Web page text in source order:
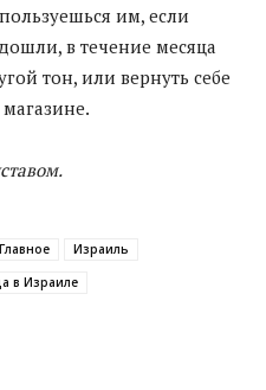
им, если
в течение месяца
тон, или вернуть себе
Главное
Израиль
в Израиле